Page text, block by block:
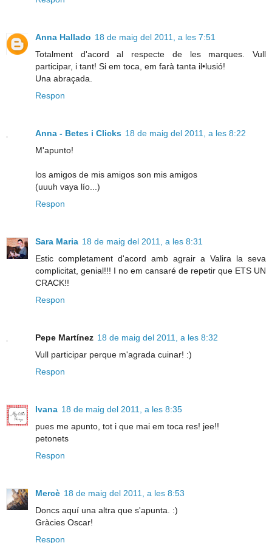
Anna Hallado 18 de maig del 2011, a les 7:51
Totalment d'acord al respecte de les marques. Vull
participar, i tant! Si em toca, em farà tanta il•lusió!
Una abraçada.
Respon
Anna - Betes i Clicks 18 de maig del 2011, a les 8:22
M'apunto!
los amigos de mis amigos son mis amigos
(uuuh vaya lío...)
Respon
Sara Maria 18 de maig del 2011, a les 8:31
Estic completament d'acord amb agrair a Valira la seva
complicitat, genial!!! I no em cansaré de repetir que ETS UN
CRACK!!
Respon
Pepe Martínez 18 de maig del 2011, a les 8:32
Vull participar perque m'agrada cuinar! :)
Respon
Ivana 18 de maig del 2011, a les 8:35
pues me apunto, tot i que mai em toca res! jee!!
petonets
Respon
Mercè 18 de maig del 2011, a les 8:53
Doncs aquí una altra que s'apunta. :)
Gràcies Oscar!
Respon